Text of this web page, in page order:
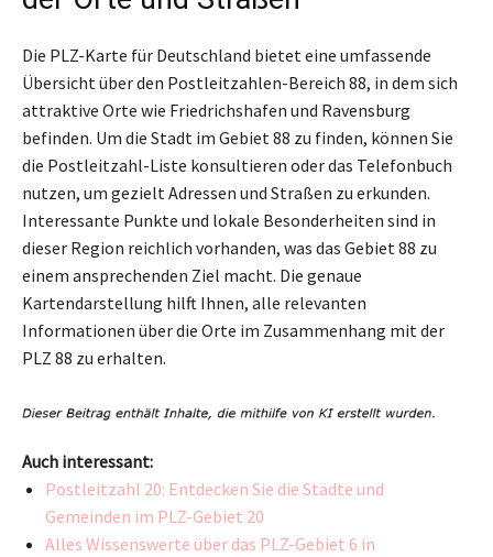
Die PLZ-Karte für Deutschland bietet eine umfassende
Übersicht über den Postleitzahlen-Bereich 88, in dem sich
attraktive Orte wie Friedrichshafen und Ravensburg
befinden. Um die Stadt im Gebiet 88 zu finden, können Sie
die Postleitzahl-Liste konsultieren oder das Telefonbuch
nutzen, um gezielt Adressen und Straßen zu erkunden.
Interessante Punkte und lokale Besonderheiten sind in
dieser Region reichlich vorhanden, was das Gebiet 88 zu
einem ansprechenden Ziel macht. Die genaue
Kartendarstellung hilft Ihnen, alle relevanten
Informationen über die Orte im Zusammenhang mit der
PLZ 88 zu erhalten.
Auch interessant:
Postleitzahl 20: Entdecken Sie die Städte und
Gemeinden im PLZ-Gebiet 20
Alles Wissenswerte über das PLZ-Gebiet 6 in